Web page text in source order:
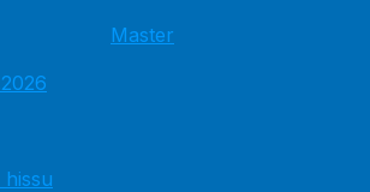
Master